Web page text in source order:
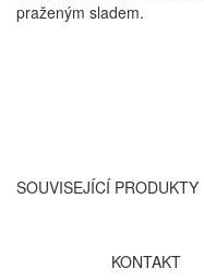
praženým sladem.
SOUVISEJÍCÍ PRODUKTY
KONTAKT